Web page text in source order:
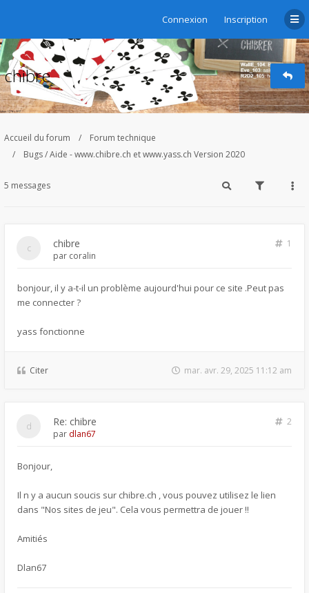
Connexion Inscription
chibre
Accueil du forum
Forum technique
Bugs / Aide - www.chibre.ch et www.yass.ch Version 2020
5 messages
chibre
1
par coralin
bonjour, il y a-t-il un problème aujourd'hui pour ce site .Peut pas
me connecter ?
yass fonctionne
Citer mar. avr. 29, 2025 11:12 am
Re: chibre
2
par dlan67
Bonjour,
Il n y a aucun soucis sur chibre.ch , vous pouvez utilisez le lien
dans "Nos sites de jeu". Cela vous permettra de jouer !!
Amitiés
Dlan67